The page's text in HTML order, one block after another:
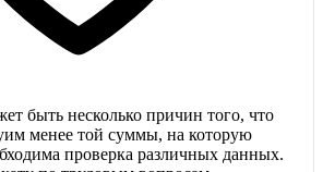
быть несколько причин того, что
менее той суммы, на которую
проверка различных данных.